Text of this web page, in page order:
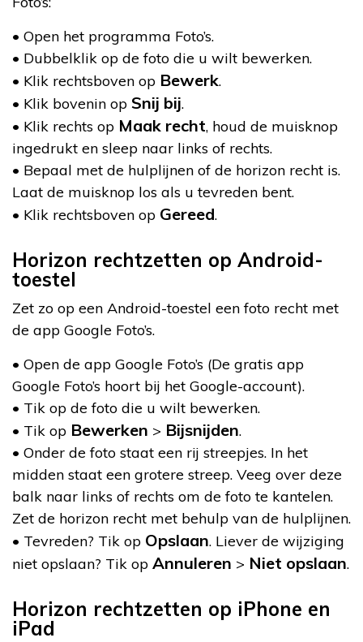
• Open het programma Foto’s.
• Dubbelklik op de foto die u wilt bewerken.
• Klik rechtsboven op Bewerk.
• Klik bovenin op Snij bij.
• Klik rechts op Maak recht, houd de muisknop
ingedrukt en sleep naar links of rechts.
• Bepaal met de hulplijnen of de horizon recht is.
Laat de muisknop los als u tevreden bent.
• Klik rechtsboven op Gereed.
Horizon rechtzetten op Android-
toestel
Zet zo op een Android-toestel een foto recht met
de app Google Foto’s.
• Open de app Google Foto’s (De gratis app
Google Foto’s hoort bij het Google-account).
• Tik op de foto die u wilt bewerken.
• Tik op Bewerken > Bijsnijden.
• Onder de foto staat een rij streepjes. In het
midden staat een grotere streep. Veeg over deze
balk naar links of rechts om de foto te kantelen.
Zet de horizon recht met behulp van de hulplijnen.
• Tevreden? Tik op Opslaan. Liever de wijziging
niet opslaan? Tik op Annuleren > Niet opslaan.
Horizon rechtzetten op iPhone en
iPad